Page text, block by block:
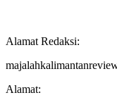
Alamat Redaksi:
Alamat: